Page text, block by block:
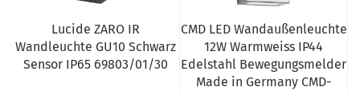
Lucide ZARO IR
Wandleuchte GU10 Schwarz
Sensor IP65 69803/01/30
CMD LED Wandaußenleuchte
12W Warmweiss IP44
Edelstahl Bewegungsmelder
Made in Germany CMD-